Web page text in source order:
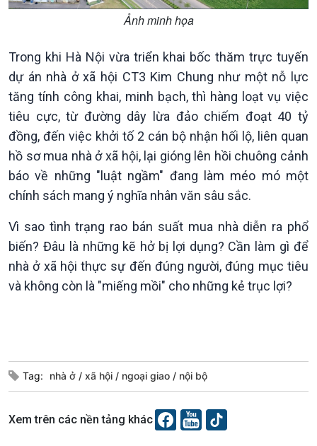
Tin Kinh tế
Sức sống hàng Việt
Khởi nghiệp
Tuyên chiến với gian lận
thương mại
Tin Nông nghiệp & Biển
đảo
Biển đảo Việt Nam
Tâm tình biên giới và hải
đảo
Tìm hiểu biển, đảo Việt
Nam
Xã hội
Tin Đời sống & Xã hội
360 độ Sức khỏe
Chuyển đổi Xanh
Bước chân đến trường
Khoa học & Công nghệ
Tin Khoa học & Công nghệ
Kết nối công nghệ
Sống chung với biến đổi
Ảnh minh họa
Trong khi Hà Nội vừa triển khai bốc thăm trực tuyến
dự án nhà ở xã hội CT3 Kim Chung như một nỗ lực
tăng tính công khai, minh bạch, thì hàng loạt vụ việc
tiêu cực, từ đường dây lừa đảo chiếm đoạt 40 tỷ
đồng, đến việc khởi tố 2 cán bộ nhận hối lộ, liên quan
hồ sơ mua nhà ở xã hội, lại gióng lên hồi chuông cảnh
báo về những "luật ngầm" đang làm méo mó một
chính sách mang ý nghĩa nhân văn sâu sắc.
Vì sao tình trạng rao bán suất mua nhà diễn ra phổ
biến? Đâu là những kẽ hở bị lợi dụng? Cần làm gì để
nhà ở xã hội thực sự đến đúng người, đúng mục tiêu
và không còn là "miếng mồi" cho những kẻ trục lợi?
Tag: nhà ở xã hội ngoại giao nội bộ
Xem trên các nền tảng khác